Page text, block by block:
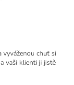
vyváženou chuť si
vaši klienti ji jistě